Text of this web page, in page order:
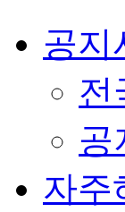
공지
전
공
자주